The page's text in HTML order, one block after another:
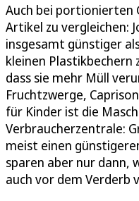
Auch bei portionierten
Artikel zu vergleichen:
insgesamt günstiger
kleinen Plastikbechern
dass sie mehr Müll
Fruchtzwerge,
für Kinder ist die
Verbraucherzentrale:
meist einen
sparen aber nur dann,
auch vor dem Verderb